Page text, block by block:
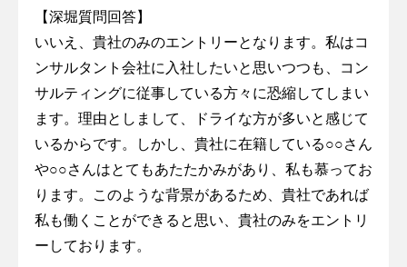
【深堀質問回答】
いいえ、貴社のみのエントリーとなります。私はコ
ンサルタント会社に入社したいと思いつつも、コン
サルティングに従事している方々に恐縮してしまい
ます。理由としまして、ドライな方が多いと感じて
いるからです。しかし、貴社に在籍している○○さん
や○○さんはとてもあたたかみがあり、私も慕ってお
ります。このような背景があるため、貴社であれば
私も働くことができると思い、貴社のみをエントリ
ーしております。